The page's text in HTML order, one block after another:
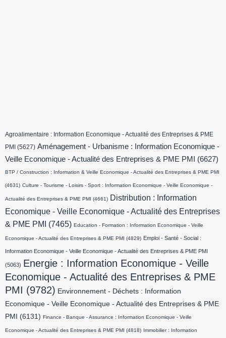
Agroalimentaire : Information Economique - Actualité des Entreprises & PME
PMI (5627) Aménagement - Urbanisme : Information Economique -
Veille Economique - Actualité des Entreprises & PME PMI
(6627)
BTP / Construction : Information & Veille Economique - Actualité des Entreprises & PME PMI
(4631) Culture - Tourisme - Loisirs - Sport : Information Economique - Veille Economique -
Actualité des Entreprises & PME PMI (4661) Distribution : Information
Economique - Veille Economique - Actualité des Entreprises
& PME PMI
(7465) Education - Formation : Information Economique - Veille
Economique - Actualité des Entreprises & PME PMI (4829) Emploi - Santé - Social :
Information Economique - Veille Economique - Actualité des Entreprises & PME PMI
(5063) Energie : Information Economique - Veille
Economique - Actualité des Entreprises & PME
PMI (9782) Environnement - Déchets : Information
Economique - Veille Economique - Actualité des Entreprises & PME
PMI
(6131) Finance - Banque - Assurance : Information Economique - Veille
Economique - Actualité des Entreprises & PME PMI (4818) Immobilier : Information